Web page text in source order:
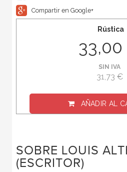
Compartir en Google+
Rústica
SIN IVA
31,73 €
AÑADIR AL
SOBRE LOUIS
(ESCRITOR)